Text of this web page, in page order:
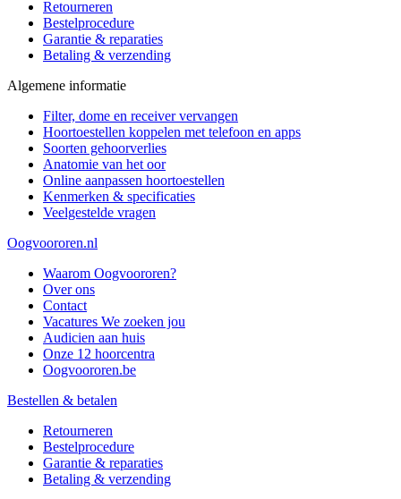
Retourneren
Bestelprocedure
Garantie & reparaties
Betaling & verzending
Algemene informatie
Filter, dome en receiver vervangen
Hoortoestellen koppelen met telefoon en apps
Soorten gehoorverlies
Anatomie van het oor
Online aanpassen hoortoestellen
Kenmerken & specificaties
Veelgestelde vragen
Oogvoororen.nl
Waarom Oogvoororen?
Over ons
Contact
Vacatures We zoeken jou
Audicien aan huis
Onze 12 hoorcentra
Oogvoororen.be
Bestellen & betalen
Retourneren
Bestelprocedure
Garantie & reparaties
Betaling & verzending